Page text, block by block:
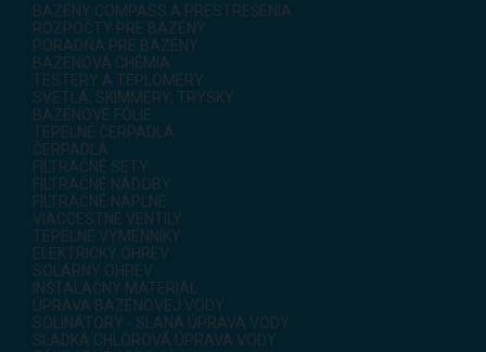
BAZÉNY COMPASS A PRESTREŠENIA
ROZPOČTY PRE BAZÉNY
PORADŇA PRE BAZÉNY
BAZÉNOVÁ CHÉMIA
TESTERY A TEPLOMERY
SVETLÁ, SKIMMERY, TRYSKY
BAZÉNOVÉ FÓLIE
TEPELNÉ ČERPADLÁ
ČERPADLÁ
FILTRAČNÉ SETY
FILTRAČNÉ NÁDOBY
FILTRAČNÉ NÁPLNE
VIACCESTNÉ VENTILY
TEPELNÉ VÝMENNÍKY
ELEKTRICKÝ OHREV
SOLÁRNY OHREV
INŠTALAČNÝ MATERIÁL
ÚPRAVA BAZÉNOVEJ VODY
SOLINÁTORY - SLANÁ ÚPRAVA VODY
SLADKÁ CHLÓROVÁ ÚPRAVA VODY